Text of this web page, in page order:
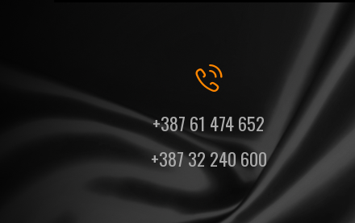
+387 61 474 652
+387 32 240 600